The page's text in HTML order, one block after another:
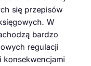
się przepisów
W
bardzo
regulacji
konsekwencjami